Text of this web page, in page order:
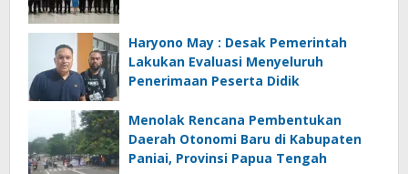
Haryono May : Desak Pemerintah
Lakukan Evaluasi Menyeluruh
Penerimaan Peserta Didik
Menolak Rencana Pembentukan
Daerah Otonomi Baru di Kabupaten
Paniai, Provinsi Papua Tengah